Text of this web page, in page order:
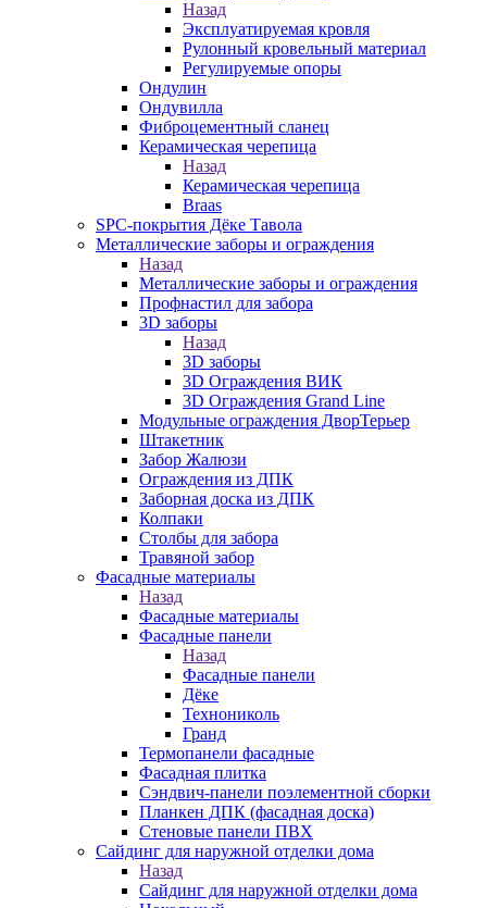
Назад
Эксплуатируемая кровля
Рулонный кровельный материал
Регулируемые опоры
Ондулин
Ондувилла
Фиброцементный сланец
Керамическая черепица
Назад
Керамическая черепица
Braas
SPC-покрытия Дёке Тавола
Металлические заборы и ограждения
Назад
Металлические заборы и ограждения
Профнастил для забора
3D заборы
Назад
3D заборы
3D Ограждения ВИК
3D Ограждения Grand Line
Модульные ограждения ДворТерьер
Штакетник
Забор Жалюзи
Ограждения из ДПК
Заборная доска из ДПК
Колпаки
Столбы для забора
Травяной забор
Фасадные материалы
Назад
Фасадные материалы
Фасадные панели
Назад
Фасадные панели
Дёке
Технониколь
Гранд
Термопанели фасадные
Фасадная плитка
Сэндвич-панели поэлементной сборки
Планкен ДПК (фасадная доска)
Стеновые панели ПВХ
Сайдинг для наружной отделки дома
Назад
Сайдинг для наружной отделки дома